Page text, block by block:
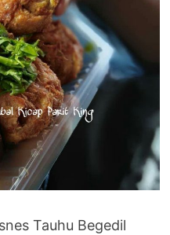
Tauhu Begedil